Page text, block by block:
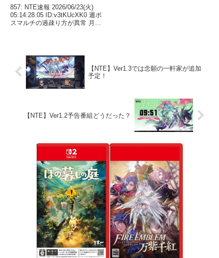
857: NTE速報 2026/06/23(火)
05:14:28.05 ID:v3tKUcXK0 週ボ
スマルチの過疎り方が異常 月曜
【NTE】Ver1.3では念願の一軒家が追加
予定！
【NTE】Ver1.2予告番組どうだった？